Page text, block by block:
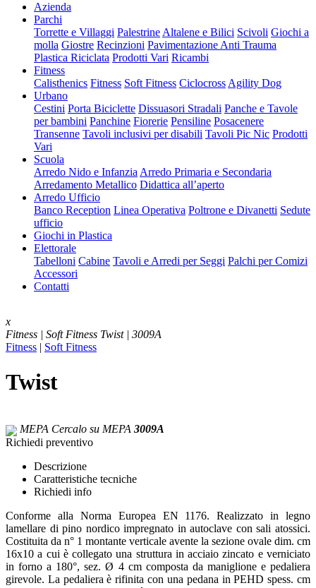
Azienda
Parchi
Torrette e Villaggi Palestrine Altalene e Bilici Scivoli Giochi a
molla Giostre Recinzioni Pavimentazione Anti Trauma
Plastica Riciclata Prodotti Vari Ricambi
Fitness
Calisthenics Fitness Soft Fitness Ciclocross Agility Dog
Urbano
Cestini Porta Biciclette Dissuasori Stradali Panche e Tavole
per bambini Panchine Fiorerie Pensiline Posacenere
Transenne Tavoli inclusivi per disabili Tavoli Pic Nic Prodotti
Vari
Scuola
Arredo Nido e Infanzia Arredo Primaria e Secondaria
Arredamento Metallico Didattica all’aperto
Arredo Ufficio
Banco Reception Linea Operativa Poltrone e Divanetti Sedute
ufficio
Giochi in Plastica
Elettorale
Tabelloni Cabine Tavoli e Arredi per Seggi Palchi per Comizi
Accessori
Contatti
x
Fitness | Soft Fitness Twist | 3009A
Fitness | Soft Fitness
Twist
MEPA Cercalo su MEPA 3009A
Richiedi preventivo
Descrizione
Caratteristiche tecniche
Richiedi info
Conforme alla Norma Europea EN 1176. Realizzato in legno
lamellare di pino nordico impregnato in autoclave con sali atossici.
Costituita da n° 1 montante verticale avente la sezione ovale dim. cm
16x10 a cui è collegato una struttura in acciaio zincato e verniciato
in forno a 180°, sez. Ø 4 cm composta da maniglione e pedaliera
girevole. La pedaliera è rifinita con una pedana in PEHD spess. cm